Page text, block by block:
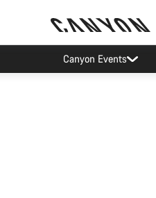
Spar med Canyons nyhedsbrev